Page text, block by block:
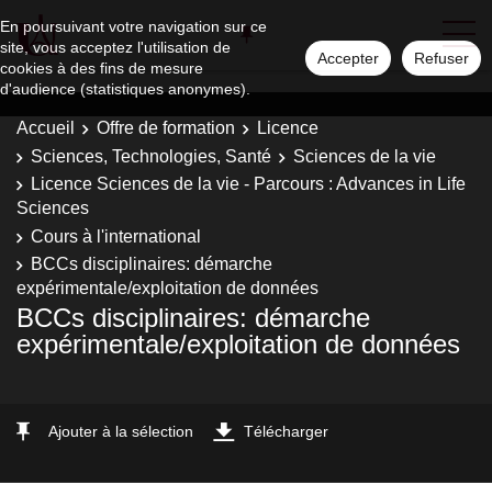
En poursuivant votre navigation sur ce
site, vous acceptez l'utilisation de
cookies à des fins de mesure
d'audience (statistiques anonymes).
Accepter Refuser
Accueil Offre de formation
Licence
Sciences, Technologies, Santé
Sciences de la vie
Licence Sciences de la vie - Parcours : Advances in Life
Sciences
Cours à l'international
BCCs disciplinaires: démarche
expérimentale/exploitation de données
BCCs disciplinaires: démarche
expérimentale/exploitation de données
Ajouter à la sélection Télécharger